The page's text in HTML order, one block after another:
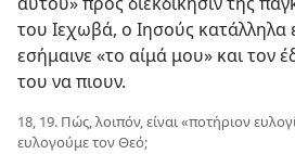
του Ιεχωβά, ο Ιησούς κατάλληλα
εσήμαινε «το αίμά μου» και τον
του να πιουν.
18, 19. Πώς, λοιπόν, είναι «ποτήριον
ευλογούμε τον Θεό;